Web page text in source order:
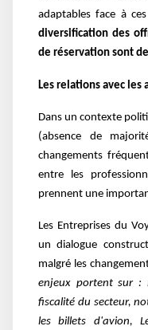
adaptables face à
diversification des
de réservation sont
Les relations avec
Dans un contexte
(absence de
changements
entre les
prennent une
Les Entreprises du
un dialogue
malgré les
enjeux portent sur :
fiscalité du secteur,
les billets d'avion,